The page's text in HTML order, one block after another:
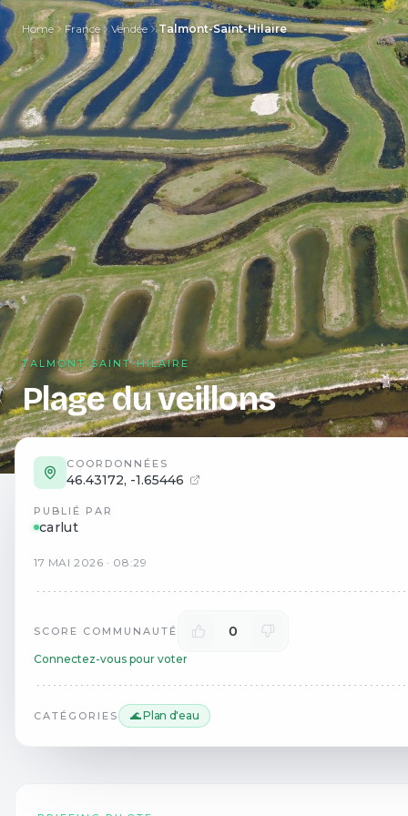
Home France Vendée Talmont-Saint-Hilaire
TALMONT-SAINT-HILAIRE
Plage du veillons
COORDONNÉES
46.43172, -1.65446
PUBLIÉ PAR
carlut
17 MAI 2026 · 08:29
SCORE COMMUNAUTÉ 0
Connectez-vous pour voter
CATÉGORIES 🌊 Plan d'eau